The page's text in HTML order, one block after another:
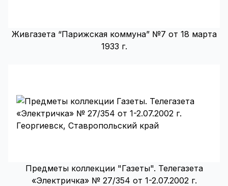
Живгазета “Парижская коммуна” №7 от 18 марта
1933 г.
Предметы коллекции "Газеты". Телегазета
«Электричка» № 27/354 от 1-2.07.2002 г.